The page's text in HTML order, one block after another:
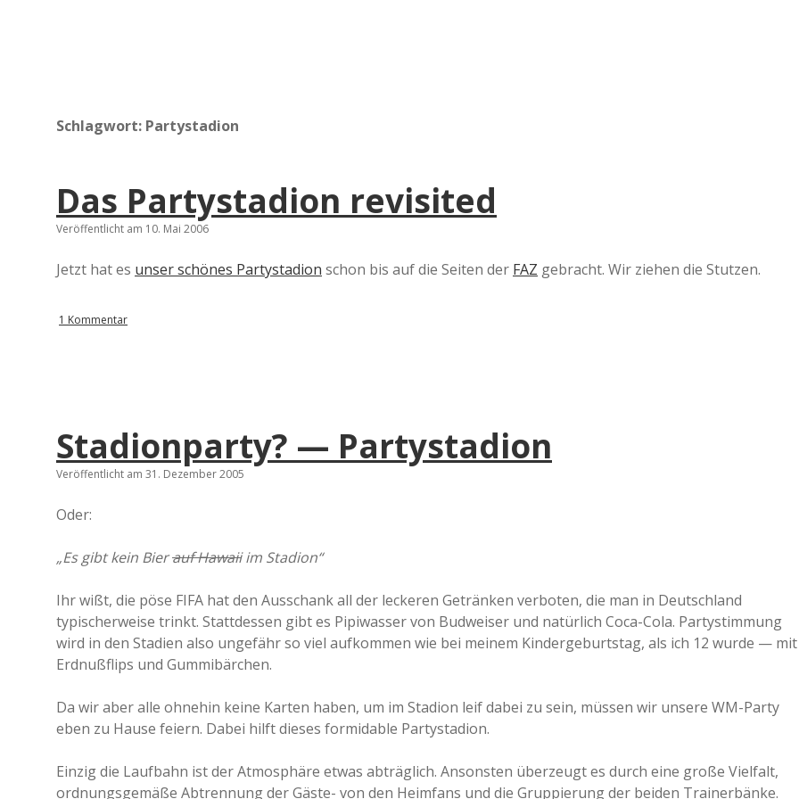
a
d
Schlagwort: Partystadion
Das Partystadion revisited
Veröffentlicht am 10. Mai 2006
Jetzt hat es unser schönes Partystadion schon bis auf die Seiten der FAZ gebracht. Wir ziehen die Stutzen.
1 Kommentar
Stadionparty? — Partystadion
Veröffentlicht am 31. Dezember 2005
Oder:
„Es gibt kein Bierauf Hawaiiim Stadion“
Ihr wißt, die pöse FIFA hat den Ausschank all der leckeren Getränken verboten, die man in Deutschland
typischerweise trinkt. Stattdessen gibt es Pipiwasser von Budweiser und natürlich Coca-Cola. Partystimmung
wird in den Stadien also ungefähr so viel aufkommen wie bei meinem Kindergeburtstag, als ich 12 wurde — mit
Erdnußflips und Gummibärchen.
Da wir aber alle ohnehin keine Karten haben, um im Stadion leif dabei zu sein, müssen wir unsere WM-Party
eben zu Hause feiern. Dabei hilft dieses formidable Partystadion.
Einzig die Laufbahn ist der Atmosphäre etwas abträglich. Ansonsten überzeugt es durch eine große Vielfalt,
ordnungsgemäße Abtrennung der Gäste- von den Heimfans und die Gruppierung der beiden Trainerbänke.